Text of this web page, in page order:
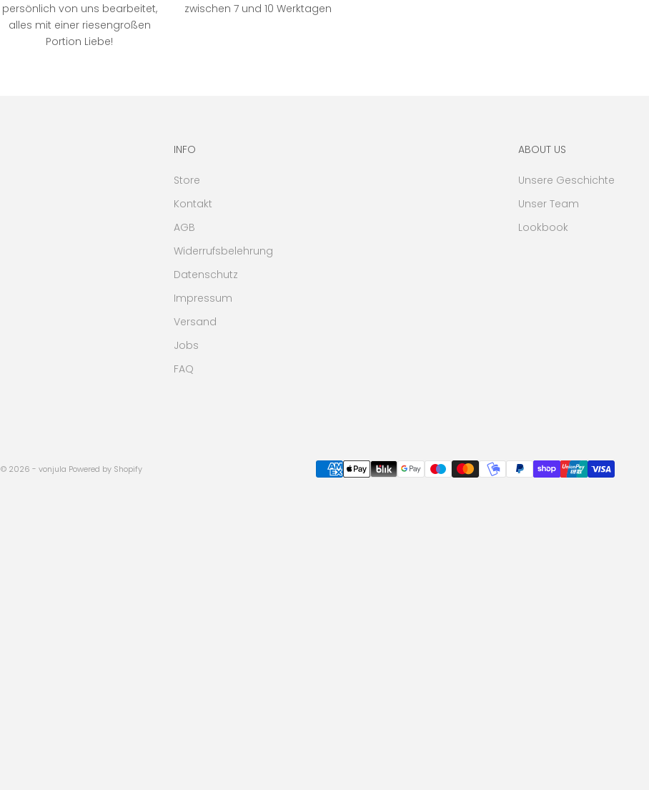
persönlich von uns bearbeitet,
alles mit einer riesengroßen
Portion Liebe!
zwischen 7 und 10 Werktagen
INFO
Store
Kontakt
AGB
Widerrufsbelehrung
Datenschutz
Impressum
Versand
Jobs
FAQ
ABOUT US
Unsere Geschichte
Unser Team
Lookbook
© 2026 - vonjula Powered by Shopify